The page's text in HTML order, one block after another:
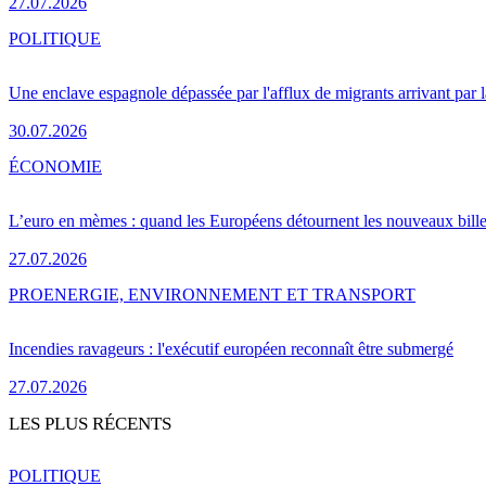
Une enclave espagnole dépassée par l'afflux de migrants arrivant par
30.07.2026
POLITIQUE
L’euro en mèmes : quand les Européens détournent les nouveaux
27.07.2026
ÉCONOMIE
Incendies ravageurs : l'exécutif européen reconnaît être submergé
27.07.2026
PROENERGIE, ENVIRONNEMENT ET TRANSPORT
LES PLUS RÉCENTS
POLITIQUE